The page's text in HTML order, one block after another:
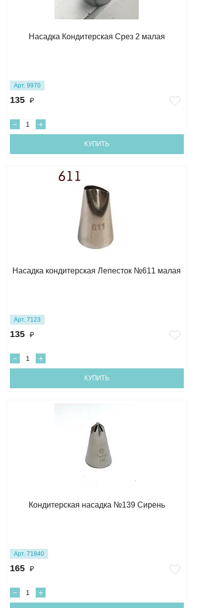
Насадка Кондитерская Срез 2 малая
Арт. 9970
135 ₽
КУПИТЬ
Насадка кондитерская Лепесток №611 малая
Арт. 7123
135 ₽
КУПИТЬ
Кондитерская насадка №139 Сирень
Арт. 71840
165 ₽